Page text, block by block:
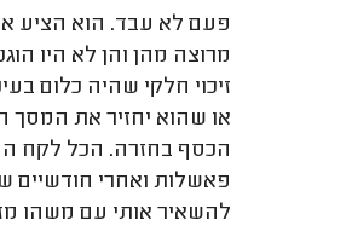
פעם לא עבד. הוא הציע
מרוצה מהן והן לא היו
זיכוי חלקי שהיה כלום
או שהוא יחזיר את המסך
הכסף בחזרה. הכל לקח
פאשלות ואחרי
להשאיר אותי עם משהו